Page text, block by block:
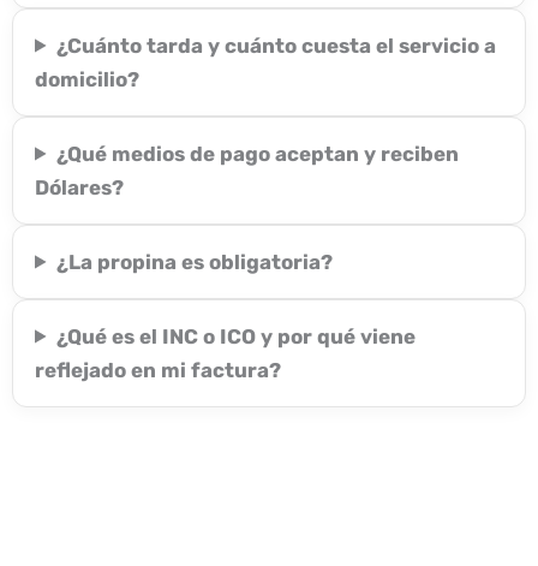
¿Cuánto tarda y cuánto cuesta el servicio a
domicilio?
¿Qué medios de pago aceptan y reciben
Dólares?
¿La propina es obligatoria?
¿Qué es el INC o ICO y por qué viene
reflejado en mi factura?